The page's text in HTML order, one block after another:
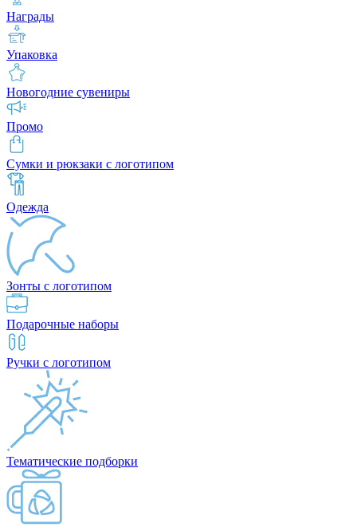
Награды
Упаковка
Новогодние сувениры
Промо
Сумки и рюкзаки с логотипом
Одежда
Зонты с логотипом
Подарочные наборы
Ручки с логотипом
Тематические подборки